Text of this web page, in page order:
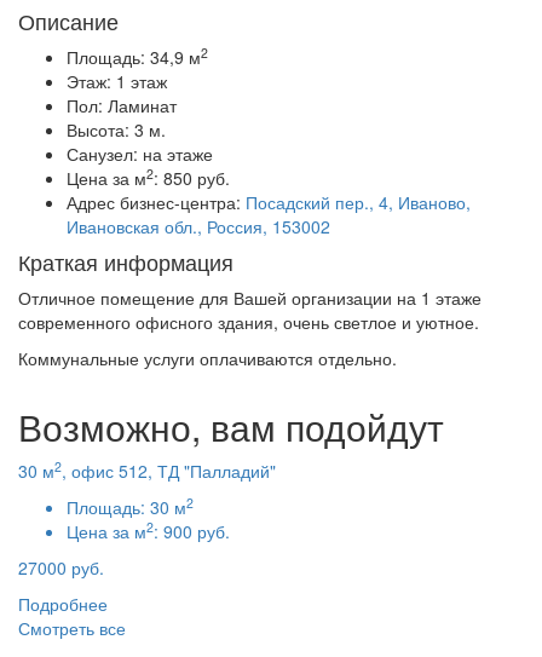
Описание
Площадь: 34,9 м2
Этаж: 1 этаж
Пол: Ламинат
Высота: 3 м.
Санузел: на этаже
Цена за м2: 850 руб.
Адрес бизнес-центра: Посадский пер., 4, Иваново,
Ивановская обл., Россия, 153002
Краткая информация
Отличное помещение для Вашей организации на 1 этаже
современного офисного здания, очень светлое и уютное.
Коммунальные услуги оплачиваются отдельно.
Возможно, вам подойдут
30 м2, офис 512, ТД "Палладий"
Площадь: 30 м2
Цена за м2: 900 руб.
27000 руб.
Подробнее
Смотреть все